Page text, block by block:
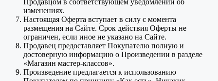
изменениях.
Настоящая Оферта вступает в силу с момента
размещения на Сайте. Срок действия Оферты не
ограничен, если иное не указано на Сайте.
Продавец предоставляет Покупателю полную и
достоверную информацию о Произведении в разделе
«Магазин мастер-классов».
Произведение предлагается к использованию